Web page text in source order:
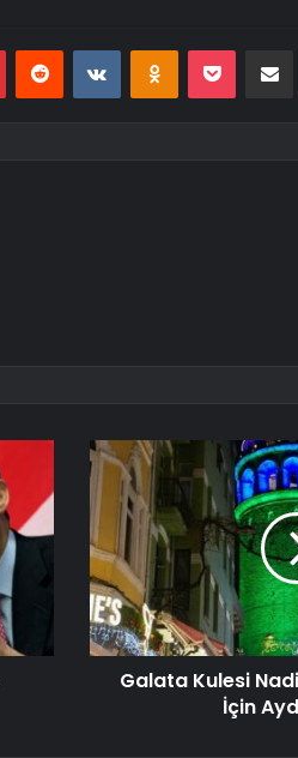
PinterestReddit VKontakteOdnoklassniki
Pocket
Galata Kulesi
İçin